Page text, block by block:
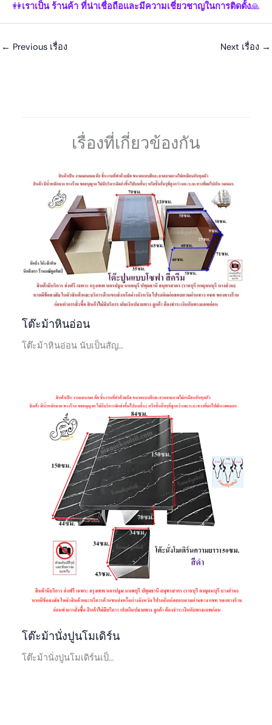
👭เราเป็น ร้านค้า ที่น่าเชื่อถือและมีความเชี่ยวชาญในการติดตั้ง🙏
← Previous เรื่อง Next เรื่อง →
เรื่องที่เกี่ยวข้องกัน
โต๊ะม้าหินอ่อน
โต๊ะม้าหินอ่อน นับเป็นสัญ…
โต๊ะม้านั่งปูนโมเดิร์น
โต๊ะม้านั่งปูนโมเดิร์นเป็…